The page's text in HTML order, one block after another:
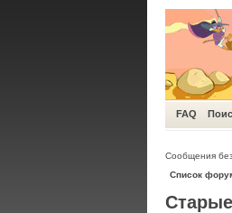
FAQ
Сообщения
Список